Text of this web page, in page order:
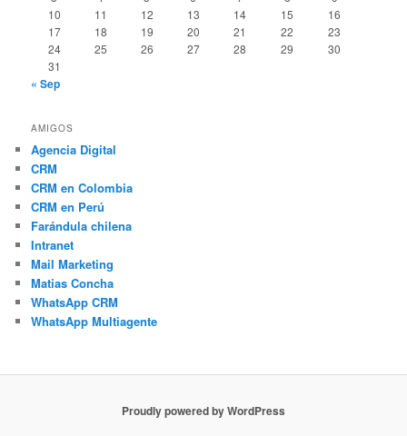
10
11 12 13 14 15
16
17
18 19 20 21 22
23
24
25 26 27 28 29
30
31
« Sep
AMIGOS
Agencia Digital
CRM
CRM en Colombia
CRM en Perú
Farándula chilena
Intranet
Mail Marketing
Matias Concha
WhatsApp CRM
WhatsApp Multiagente
Proudly powered by WordPress